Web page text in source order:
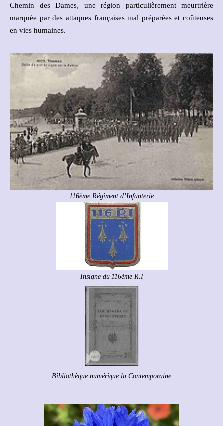
Chemin des Dames, une région particulièrement meurtrière
marquée par des attaques françaises mal préparées et coûteuses
en vies humaines.
116ème Régiment d’Infanterie
Insigne du 116ème R.I
Bibliothèque numérique la Contemporaine